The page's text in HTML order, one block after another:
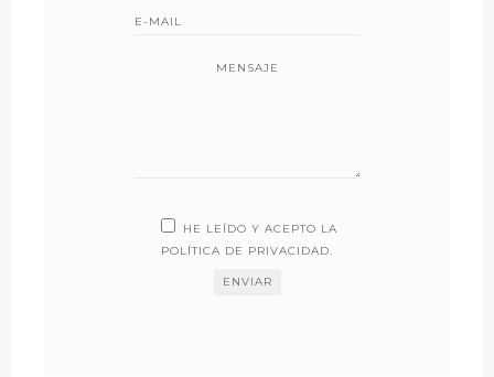
MENSAJE
HE LEÍDO Y ACEPTO LA
POLÍTICA DE PRIVACIDAD